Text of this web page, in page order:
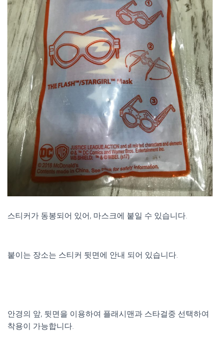
스티커가 동봉되어 있어, 마스크에 붙일 수 있습니다.
붙이는 장소는 스티커 뒷면에 안내 되어 있습니다.
안경의 앞, 뒷면을 이용하여 플래시맨과 스타걸중 선택하여
착용이 가능합니다.